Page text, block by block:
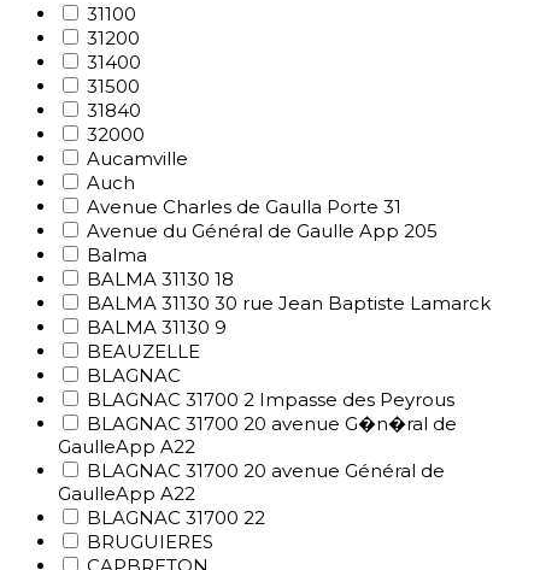
31100
31200
31400
31500
31840
32000
Aucamville
Auch
Avenue Charles de Gaulla Porte 31
Avenue du Général de Gaulle App 205
Balma
BALMA 31130 18
BALMA 31130 30 rue Jean Baptiste Lamarck
BALMA 31130 9
BEAUZELLE
BLAGNAC
BLAGNAC 31700 2 Impasse des Peyrous
BLAGNAC 31700 20 avenue G�n�ral de
GaulleApp A22
BLAGNAC 31700 20 avenue Général de
GaulleApp A22
BLAGNAC 31700 22
BRUGUIERES